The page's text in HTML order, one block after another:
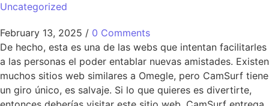
Uncategorized
February 13, 2025 / 0 Comments
De hecho, esta es una de las webs que intentan facilitarles
a las personas el poder entablar nuevas amistades. Existen
muchos sitios web similares a Omegle, pero CamSurf tiene
un giro único, es salvaje. Si lo que quieres es divertirte,